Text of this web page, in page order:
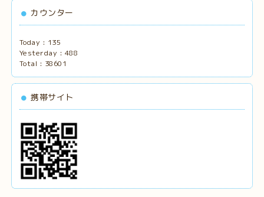
カウンター
Today : 135
Yesterday : 488
Total : 38601
携帯サイト